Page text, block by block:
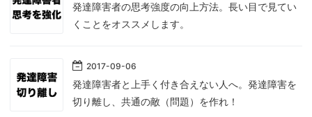
発達障害者の思考強度の向上方法。長い目で見てい
くことをオススメします。
2017-09-06
発達障害者と上手く付き合えない人へ。発達障害を
切り離し、共通の敵（問題）を作れ！